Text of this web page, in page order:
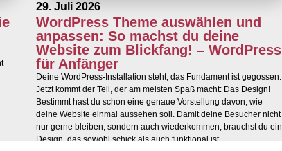
29. Juli 2026
WordPress Theme auswählen und
anpassen: So machst du deine
Website zum Blickfang! – WordPress
für Anfänger
Deine WordPress-Installation steht, das Fundament ist gegossen.
Jetzt kommt der Teil, der am meisten Spaß macht: Das Design!
Bestimmt hast du schon eine genaue Vorstellung davon, wie
deine Website einmal aussehen soll. Damit deine Besucher nicht
nur gerne bleiben, sondern auch wiederkommen, brauchst du ein
Design, das sowohl schick als auch funktional ist.